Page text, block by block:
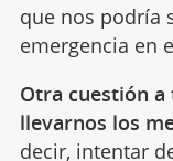
que nos podría
emergencia en
Otra cuestión
llevarnos los
decir, intentar